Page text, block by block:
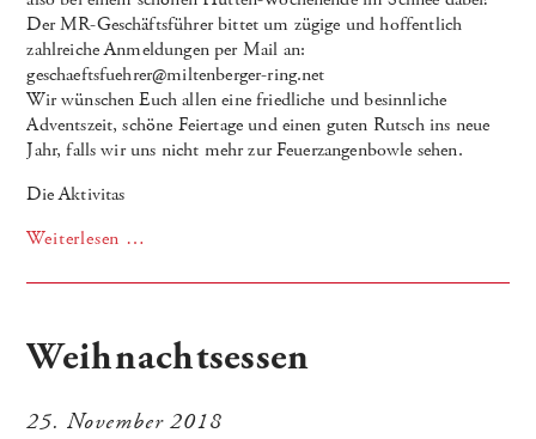
Der MR-Geschäftsführer bittet um zügige und hoffentlich
zahlreiche Anmeldungen per Mail an:
geschaeftsfuehrer@miltenberger-ring.net
Wir wünschen Euch allen eine friedliche und besinnliche
Adventszeit, schöne Feiertage und einen guten Rutsch ins neue
Jahr, falls wir uns nicht mehr zur Feuerzangenbowle sehen.
Die Aktivitas
Weiterlesen …
Weihnachtsessen
25. November 2018